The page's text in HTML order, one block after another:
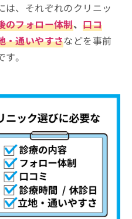
ック
て】これを知ってから検
ス）シリーズ
流れで進むの？
の確認
用可否の判断
説明
質問10選！
脂肪溶解注射におすす
は、それぞれのクリニッ
のフォロー体制、口コ
・通いやすさなどを事前
。